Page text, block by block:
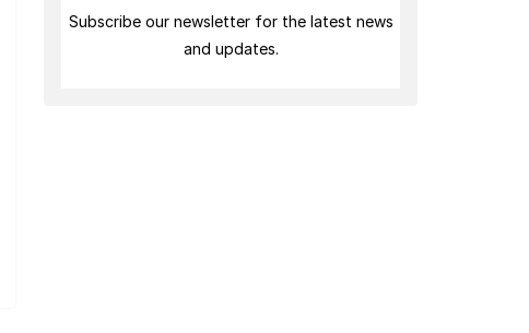
Subscribe our newsletter for the latest news
and updates.